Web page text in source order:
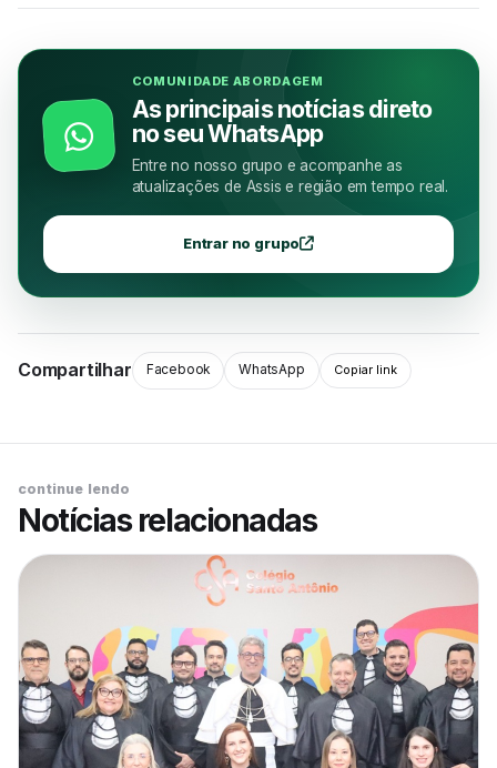
COMUNIDADE ABORDAGEM
As principais notícias direto
no seu WhatsApp
Entre no nosso grupo e acompanhe as
atualizações de Assis e região em tempo real.
Entrar no grupo
Compartilhar Facebook WhatsApp Copiar link
continue lendo
Notícias relacionadas